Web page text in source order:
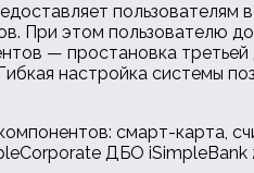
пользователям
При этом пользователю
— простановка третьей
настройка системы
смарт-карта,
ДБО iSimpleBank